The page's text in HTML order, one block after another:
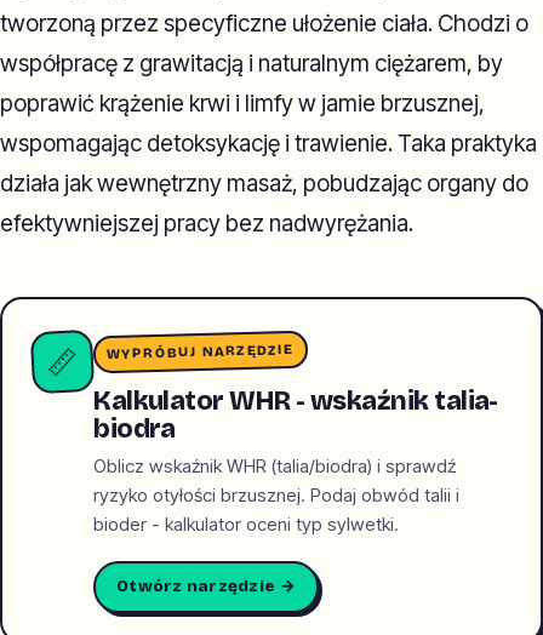
tworzoną przez specyficzne ułożenie ciała. Chodzi o
współpracę z grawitacją i naturalnym ciężarem, by
poprawić krążenie krwi i limfy w jamie brzusznej,
wspomagając detoksykację i trawienie. Taka praktyka
działa jak wewnętrzny masaż, pobudzając organy do
efektywniejszej pracy bez nadwyrężania.
📏 WYPRÓBUJ NARZĘDZIE
Kalkulator WHR - wskaźnik talia-
biodra
Oblicz wskaźnik WHR (talia/biodra) i sprawdź
ryzyko otyłości brzusznej. Podaj obwód talii i
bioder - kalkulator oceni typ sylwetki.
Otwórz narzędzie →